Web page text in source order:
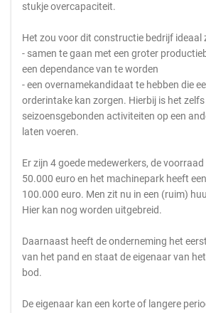
stukje overcapaciteit.
Het zou voor dit constructie bedrijf ideaal
- samen te gaan met een groter
een dependance van te worden
- een overnamekandidaat te hebben die
orderintake kan zorgen. Hierbij is het
seizoensgebonden activiteiten op een
laten voeren.
Er zijn 4 goede medewerkers, de
50.000 euro en het machinepark heeft
100.000 euro. Men zit nu in een (ruim)
Hier kan nog worden uitgebreid.
Daarnaast heeft de onderneming het
van het pand en staat de eigenaar van
bod.
De eigenaar kan een korte of langere